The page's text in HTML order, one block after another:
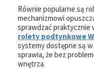
Równie popularne są
mechanizmowi
sprawdzać praktycznie
rolety podtynkowe
systemy dostępne są
sprawia, że bez
wnętrza.